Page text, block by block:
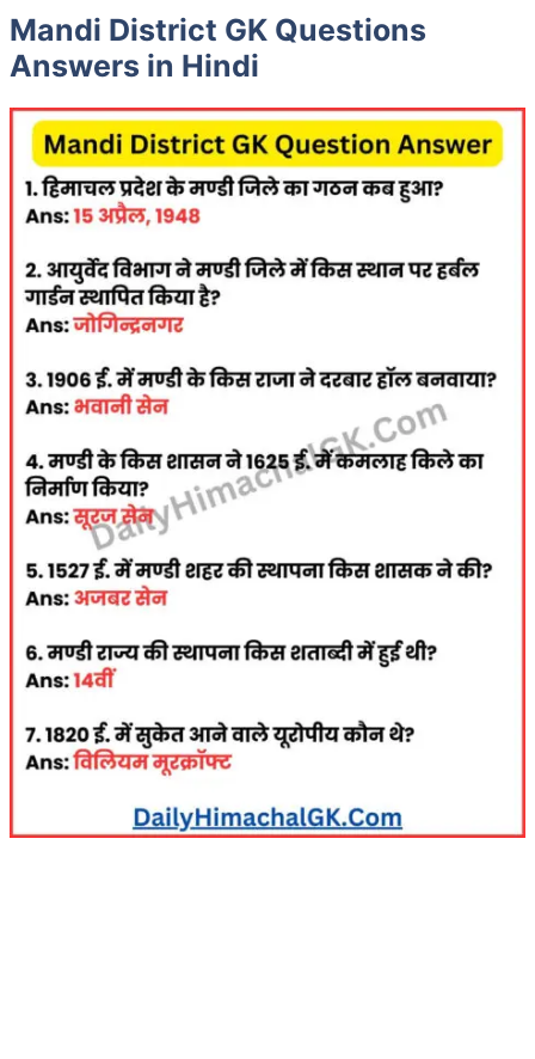
Mandi District GK Questions
Answers in Hindi